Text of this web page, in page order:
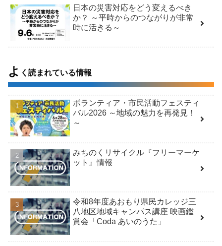
日本の災害対応をどう変えるべき
か？ ～平時からのつながりが非常
時に活きる～
よ く読まれている情報
ボランティア・市民活動フェスティ
バル2026 ～地域の魅力を再発見！
～
みちのくリサイクル『フリーマーケ
ット』情報
令和8年度あおもり県民カレッジ三
八地区地域キャンパス講座 映画鑑
賞会「Coda あいのうた」